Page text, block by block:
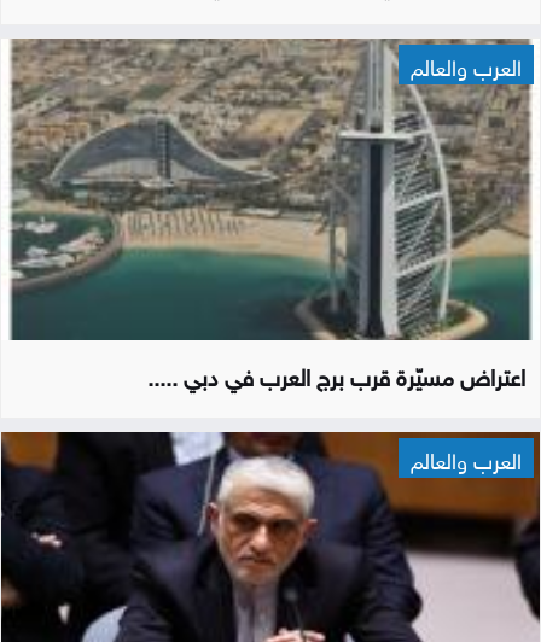
العرب والعالم
اعتراض مسيّرة قرب برج العرب في دبي .....
العرب والعالم